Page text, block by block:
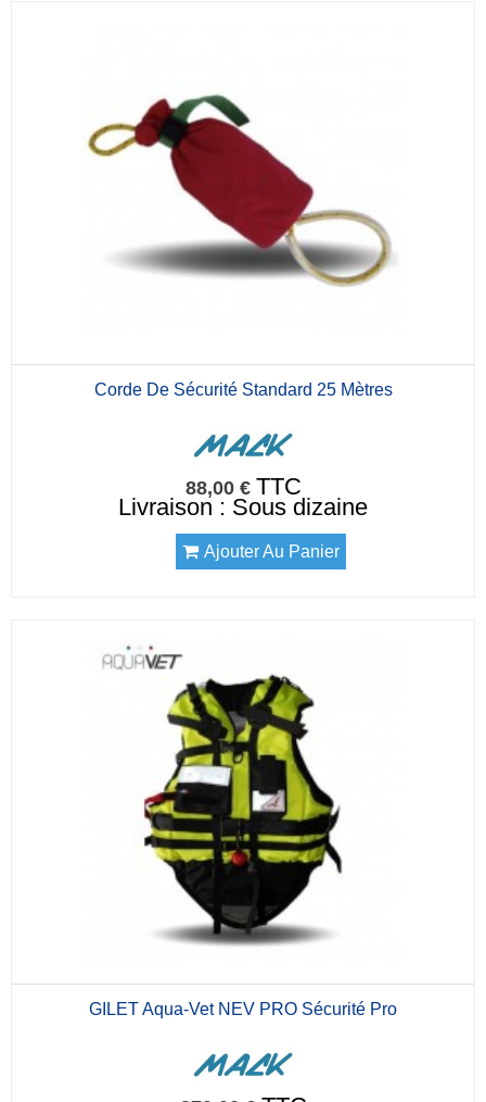
Corde De Sécurité Standard 25 Mètres
88,00 € TTC
Livraison : Sous dizaine
Ajouter Au Panier
GILET Aqua-Vet NEV PRO Sécurité Pro